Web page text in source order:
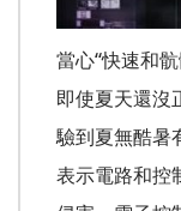
當心“快速和骯
即使夏天還沒
驗到夏無酷暑
表示電路和控